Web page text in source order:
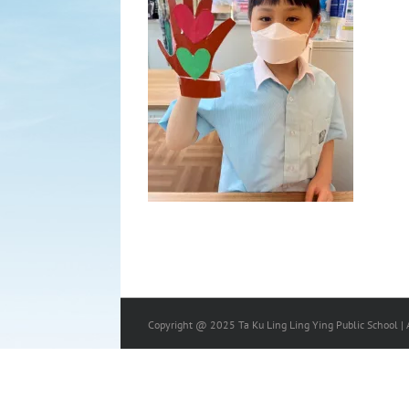
Copyright @ 2025 Ta Ku Ling Ling Ying Public School |